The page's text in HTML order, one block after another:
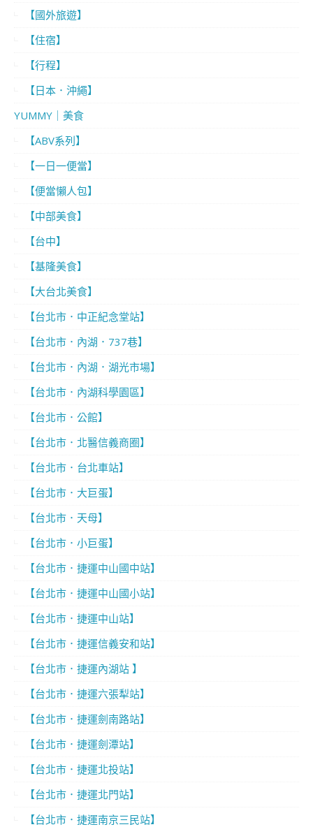
【國外旅遊】
【住宿】
【行程】
【日本．沖繩】
YUMMY｜美食
【ABV系列】
【一日一便當】
【便當懶人包】
【中部美食】
【台中】
【基隆美食】
【大台北美食】
【台北市．中正紀念堂站】
【台北市．內湖．737巷】
【台北市．內湖．湖光市場】
【台北市．內湖科學園區】
【台北市．公館】
【台北市．北醫信義商圈】
【台北市．台北車站】
【台北市．大巨蛋】
【台北市．天母】
【台北市．小巨蛋】
【台北市．捷運中山國中站】
【台北市．捷運中山國小站】
【台北市．捷運中山站】
【台北市．捷運信義安和站】
【台北市．捷運內湖站 】
【台北市．捷運六張犁站】
【台北市．捷運劍南路站】
【台北市．捷運劍潭站】
【台北市．捷運北投站】
【台北市．捷運北門站】
【台北市．捷運南京三民站】